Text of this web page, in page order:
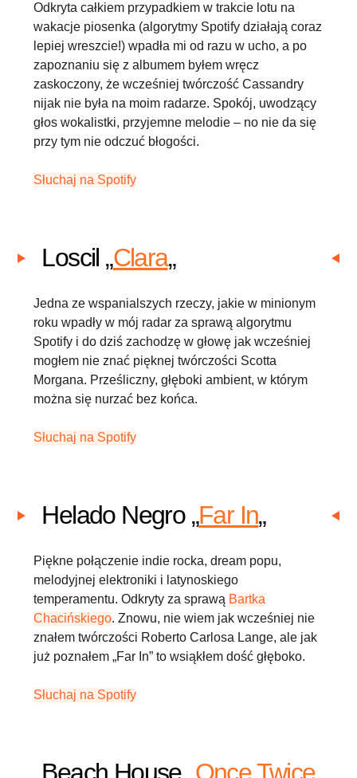
Odkryta całkiem przypadkiem w trakcie lotu na
wakacje piosenka (algorytmy Spotify działają coraz
lepiej wreszcie!) wpadła mi od razu w ucho, a po
zapoznaniu się z albumem byłem wręcz
zaskoczony, że wcześniej twórczość Cassandry
nijak nie była na moim radarze. Spokój, uwodzący
głos wokalistki, przyjemne melodie – no nie da się
przy tym nie odczuć błogości.
Słuchaj na Spotify
Loscil „Clara„
Jedna ze wspanialszych rzeczy, jakie w minionym
roku wpadły w mój radar za sprawą algorytmu
Spotify i do dziś zachodzę w głowę jak wcześniej
mogłem nie znać pięknej twórczości Scotta
Morgana. Prześliczny, głęboki ambient, w którym
można się nurzać bez końca.
Słuchaj na Spotify
Helado Negro „Far In„
Piękne połączenie indie rocka, dream popu,
melodyjnej elektroniki i latynoskiego
temperamentu. Odkryty za sprawą Bartka
Chacińskiego. Znowu, nie wiem jak wcześniej nie
znałem twórczości Roberto Carlosa Lange, ale jak
już poznałem „Far In” to wsiąkłem dość głęboko.
Słuchaj na Spotify